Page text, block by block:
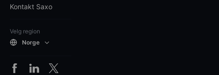
Kontakt Saxo
Velg region
Norge